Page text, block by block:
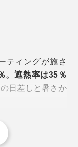
人もいると思い
ンパクトかつ軽
ひじを伸ばした
せん。
ティングが施さ
。遮熱率は35％
日差しと暑さか